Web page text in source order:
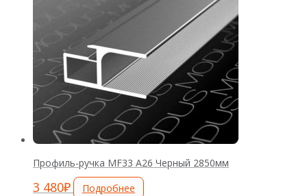
Профиль-ручка MF33 А26 Черный 2850мм
3 480₽ Подробнее